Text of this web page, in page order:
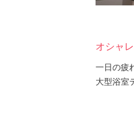
オシャ
一日の疲
大型浴室